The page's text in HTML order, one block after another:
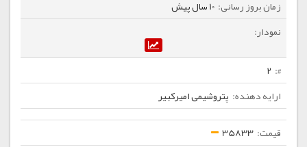
10 سال پیش
2
پتروشیمی امیرکبیر
35833